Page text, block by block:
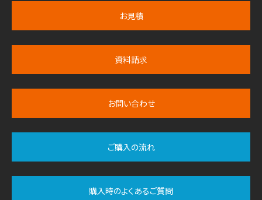
お見積
資料請求
お問い合わせ
ご購入の流れ
購入時のよくあるご質問